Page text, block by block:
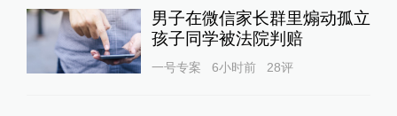
男子在微信家长群里煽动孤立
孩子同学被法院判赔
一号专案 6小时前 28评